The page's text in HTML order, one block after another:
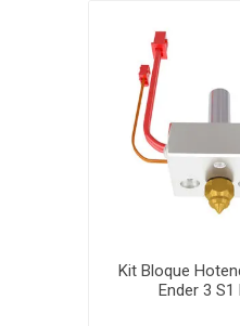
Kit Bloque
Ender 3 S1